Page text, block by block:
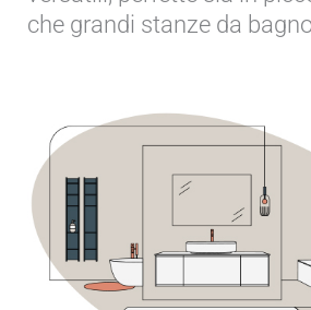
che grandi stanze da